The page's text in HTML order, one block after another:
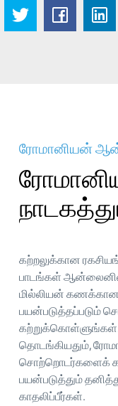
ரோமானியன்
கற்றலுக்கான
பாடங்கள் ஆன்லைனில்
மில்லியன் கணக்கான
பயன்படுத்தப்படும்
தொடங்கியதும்,
சொற்றொடர்களைக்
பயன்படுத்தும்
காதலிப்பீர்கள்.